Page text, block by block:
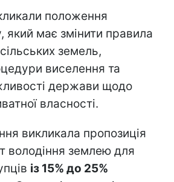
положення
який має змінити правила
земель,
виселення та
держави щодо
власності.
викликала пропозиція
володіння землею для
із 15% до 25%